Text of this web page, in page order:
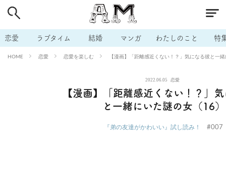
恋愛 ラブタイム 結婚 マンガ わたしのこと 特
HOME 恋愛 恋愛を楽しむ 【漫画】「距離感近くない！？」気になる彼と一
2022.06.05 恋愛
【漫画】「距離感近くない！？」
と一緒にいた謎の女（16）
『弟の友達がかわいい』試し読み！ #007
# 男の本音 # セフレ # 不倫
# 出会う方法 # マッチングアプリ # ラブグッズ # 体の相